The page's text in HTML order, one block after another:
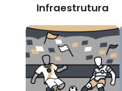
Infraestrutura